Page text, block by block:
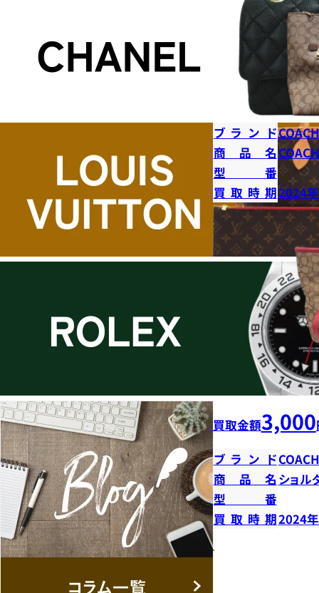
ブランドCOACH
商品名
型番
買取時期2024
買取金額3,000
ブランドCOACH
商品名 ショル
型番
買取時期2024